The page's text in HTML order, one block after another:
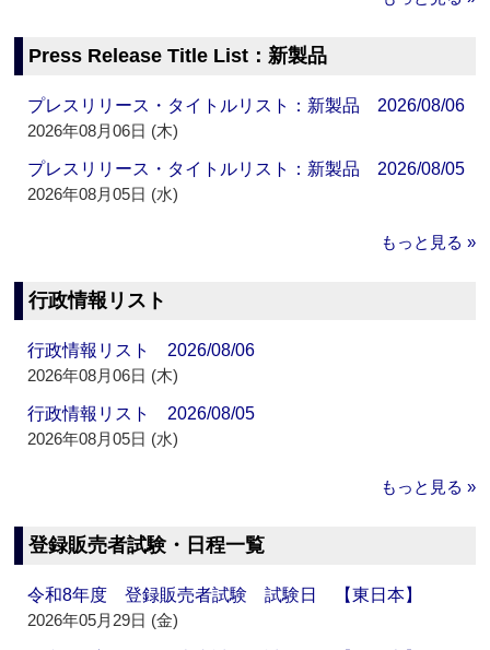
Press Release Title List：新製品
プレスリリース・タイトルリスト：新製品 2026/08/06
2026年08月06日 (木)
プレスリリース・タイトルリスト：新製品 2026/08/05
2026年08月05日 (水)
もっと見る »
行政情報リスト
行政情報リスト 2026/08/06
2026年08月06日 (木)
行政情報リスト 2026/08/05
2026年08月05日 (水)
もっと見る »
登録販売者試験・日程一覧
令和8年度 登録販売者試験 試験日 【東日本】
2026年05月29日 (金)